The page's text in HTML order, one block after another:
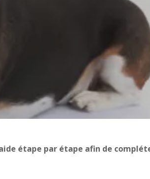
étape par étape afin de